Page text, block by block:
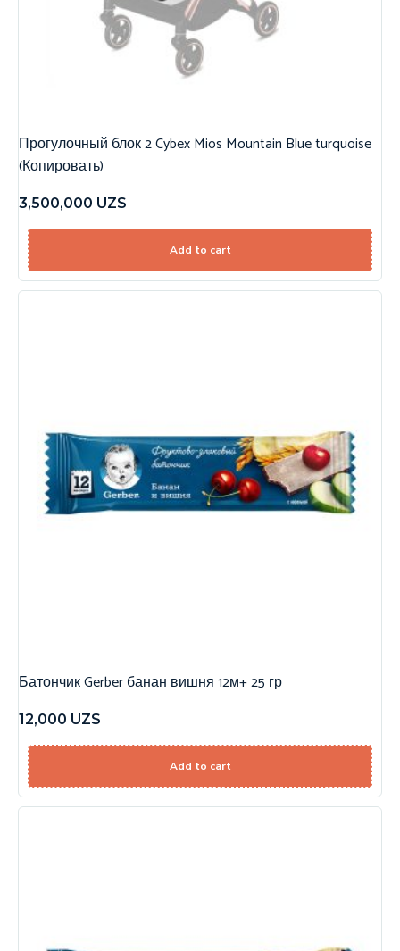
Прогулочный блок 2 Cybex Mios Mountain Blue turquoise
(Копировать)
3,500,000 UZS
Add to cart
Батончик Gerber банан вишня 12м+ 25 гр
12,000 UZS
Add to cart